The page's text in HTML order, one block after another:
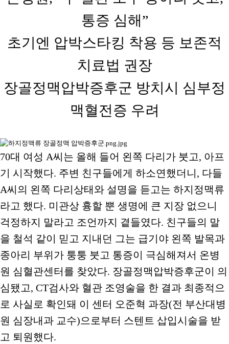
통증 심해”
초기엔 압박스타킹 착용 등 보존적
치료법 권장
장골정맥압박증후군 방치시 심부정
맥혈전증 우려
70대 여성 A씨는 올해 들어 왼쪽 다리가 붓고, 아프
기 시작했다. 주변 친구들에게 하소연했더니, 다들
A씨의 왼쪽 다리상태와 설명을 듣고는 하지정맥류
라고 했다. 미관상 흉할 뿐 생명에 큰 지장 없으니
걱정하지 말라고 조언까지 곁들였다. 친구들의 말
을 철석 같이 믿고 지내던 그는 급기야 왼쪽 발목과
종아리 부위가 퉁퉁 붓고 통증이 극심해져서 온병
원 심혈관센터를 찾았다. 장골정맥압박증후군이 의
심됐고, CT검사와 혈관 조영술을 한 결과 최종적으
로 사실로 확인돼 이 센터 오준혁 과장(전 부산대병
원 심장내과 교수)으로부터 스텐트 삽입시술을 받
고 퇴원했다.